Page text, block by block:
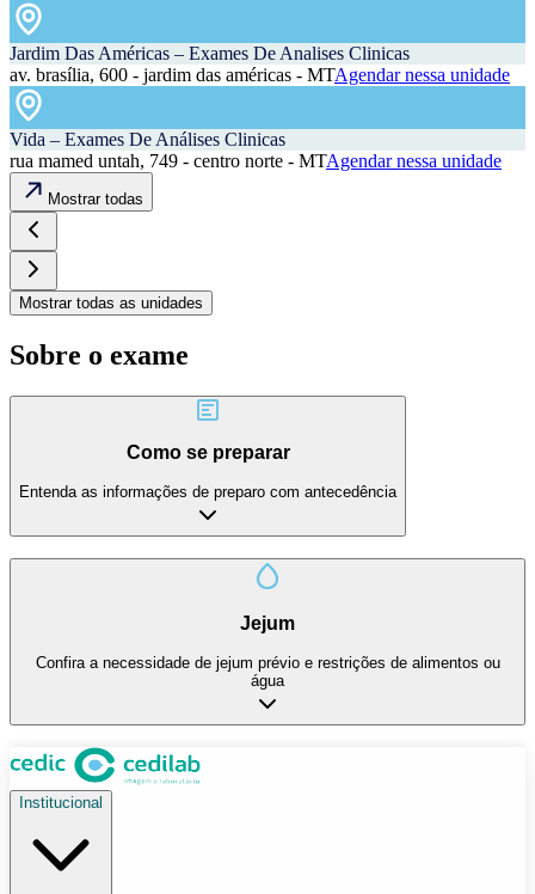
Jardim Das Américas – Exames De Analises Clinicas
av. brasília, 600 - jardim das américas - MTAgendar nessa unidade
Vida – Exames De Análises Clinicas
rua mamed untah, 749 - centro norte - MTAgendar nessa unidade
Mostrar todas
Mostrar todas as unidades
Sobre o exame
Como se preparar
Entenda as informações de preparo com antecedência
Jejum
Confira a necessidade de jejum prévio e restrições de alimentos ou
água
Institucional